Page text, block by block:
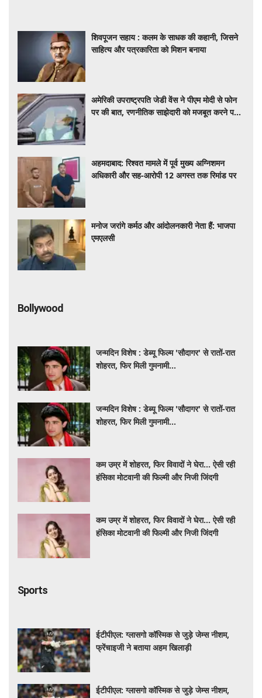
शिवपूजन सहाय : कलम के साधक की कहानी, जिसने
साहित्य और पत्रकारिता को मिशन बनाया
अमेरिकी उपराष्ट्रपति जेडी वेंस ने पीएम मोदी से फोन
पर की बात, रणनीतिक साझेदारी को मजबूत करने पर
अहमदाबाद: रिश्वत मामले में पूर्व मुख्य अग्निशमन
अधिकारी और सह-आरोपी 12 अगस्त तक रिमांड पर
मनोज जरांगे कर्मठ और आंदोलनकारी नेता हैं: भाजपा
एमएलसी
Bollywood
जन्मदिन विशेष : डेब्यू फिल्म 'सौदागर' से रातों-रात
शोहरत, फिर मिली गुमनामी...
जन्मदिन विशेष : डेब्यू फिल्म 'सौदागर' से रातों-रात
शोहरत, फिर मिली गुमनामी...
कम उम्र में शोहरत, फिर विवादों ने घेरा… ऐसी रही
हंसिका मोटवानी की फिल्मी और निजी जिंदगी
कम उम्र में शोहरत, फिर विवादों ने घेरा… ऐसी रही
हंसिका मोटवानी की फिल्मी और निजी जिंदगी
Sports
ईटीपीएल: ग्लासगो कॉस्मिक से जुड़े जेम्स नीशम,
फ्रेंचाइजी ने बताया अहम खिलाड़ी
ईटीपीएल: ग्लासगो कॉस्मिक से जुड़े जेम्स नीशम,